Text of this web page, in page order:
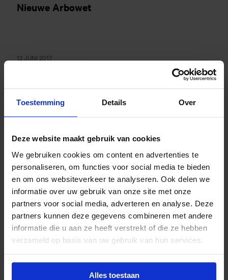
Toestemming Details Over
Deze website maakt gebruik van cookies
We gebruiken cookies om content en advertenties te
personaliseren, om functies voor social media te bieden
en om ons websiteverkeer te analyseren. Ook delen we
informatie over uw gebruik van onze site met onze
partners voor social media, adverteren en analyse. Deze
partners kunnen deze gegevens combineren met andere
informatie die u aan ze heeft verstrekt of die ze hebben
verzameld op basis van uw gebruik van hun services.
Alles toestaan
Nieuwe Arbowet
Autoriteit Persoonsgegevens beantwoordt
vragen over AVG
12 JUNI 2017
Eerste Kamer akkoord met minimumloon
bij overeenkomst van opdracht
29 MAART 2017
Modelovereenkomsten freelance auteurs
en redactiemedewerkers
20 JULI 2016